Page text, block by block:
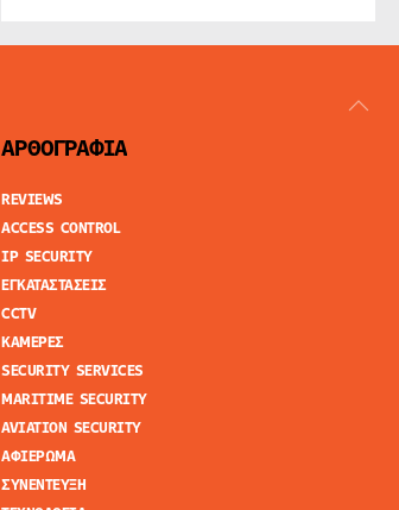
ΑΡΘΟΓΡΑΦΙΑ
REVIEWS
ACCESS CONTROL
IP SECURITY
ΕΓΚΑΤΑΣΤΑΣΕΙΣ
CCTV
ΚΑΜΕΡΕΣ
SECURITY SERVICES
MARITIME SECURITY
AVIATION SECURITY
ΑΦΙΕΡΩΜΑ
ΣΥΝΕΝΤΕΥΞΗ